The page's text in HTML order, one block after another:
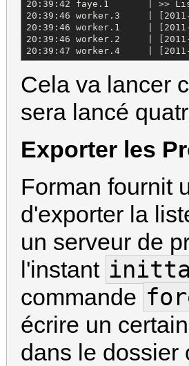
20:39:42 faye.1       | >>
20:39:46 worker.3     | [2011-
20:39:46 worker.1     | [2011-
20:39:46 worker.2     | [2011-
20:39:47 worker.4     | [2011-
Cela va lancer
sera lancé
Exporter les
Forman fournit
d'exporter la
un serveur de
l'instant
commande
écrire un
dans le dossier